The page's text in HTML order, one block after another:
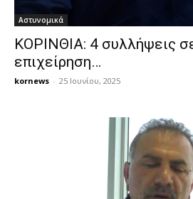
Αστυνομικά
ΚΟΡΙΝΘΙΑ: 4 συλλήψεις
επιχείρηση…
kornews - 25 Ιουνίου, 2025